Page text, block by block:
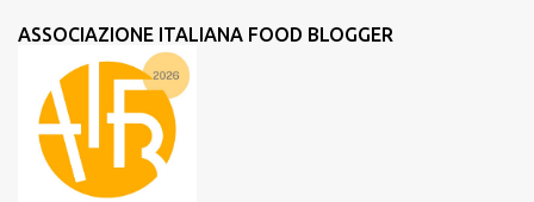
ASSOCIAZIONE ITALIANA FOOD BLOGGER